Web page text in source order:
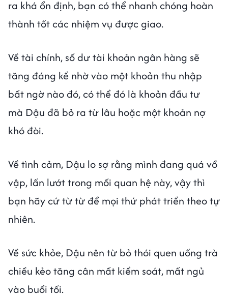
ra khá ổn định, bạn có thể nhanh chóng hoàn
thành tốt các nhiệm vụ được giao.
Về tài chính, số dư tài khoản ngân hàng sẽ
tăng đáng kể nhờ vào một khoản thu nhập
bất ngờ nào đó, có thể đó là khoản đầu tư
mà Dậu đã bỏ ra từ lâu hoặc một khoản nợ
khó đòi.
Về tình cảm, Dậu lo sợ rằng mình đang quá vồ
vập, lấn lướt trong mối quan hệ này, vậy thì
bạn hãy cứ từ từ để mọi thứ phát triển theo tự
nhiên.
Về sức khỏe, Dậu nên từ bỏ thói quen uống trà
chiều kẻo tăng cân mất kiểm soát, mất ngủ
vào buổi tối.